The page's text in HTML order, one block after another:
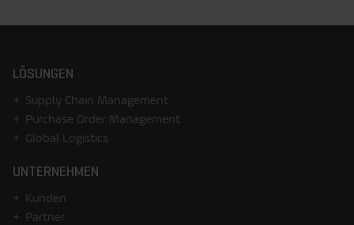
LÖSUNGEN
Supply Chain Management
Purchase Order Management
Global Logistics
UNTERNEHMEN
Kunden
Partner